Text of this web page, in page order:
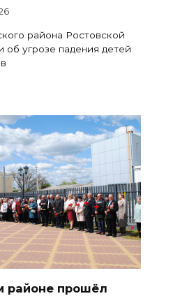
района Ростовской
об угрозе падения детей
районе прошёл